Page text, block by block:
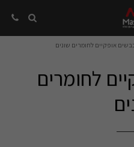
אופקיים לחומרים שונים
לחומרים